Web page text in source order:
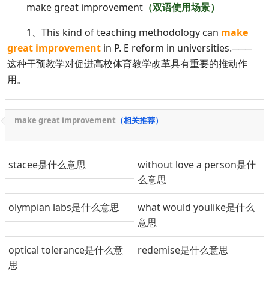
make great improvement （双语使用场景）
1、This kind of teaching methodology can make
great improvement in P. E reform in universities.───
这种干预教学对促进高校体育教学改革具有重要的推动作
用。
make great improvement （相关推荐）
stacee是什么意思
without love a person是什
么意思
olympian labs是什么意思
what would youlike是什么
意思
optical tolerance是什么意
思
redemise是什么意思